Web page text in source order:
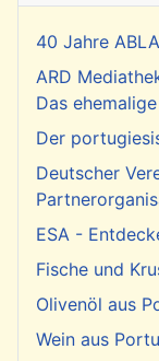
40 Jahre
ARD
Das
Der
Deutscher
ESA -
Fische und
Olivenöl aus
Wein aus